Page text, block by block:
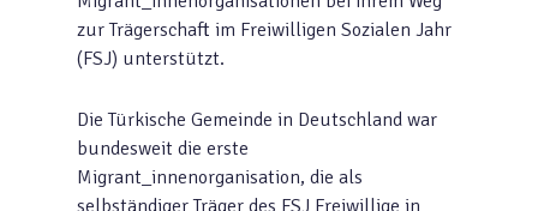
zur Trägerschaft im Freiwilligen Sozialen Jahr
(FSJ) unterstützt.
Die Türkische Gemeinde in Deutschland war
bundesweit die erste
Migrant_innenorganisation, die als
selbständiger Träger des FSJ Freiwillige in